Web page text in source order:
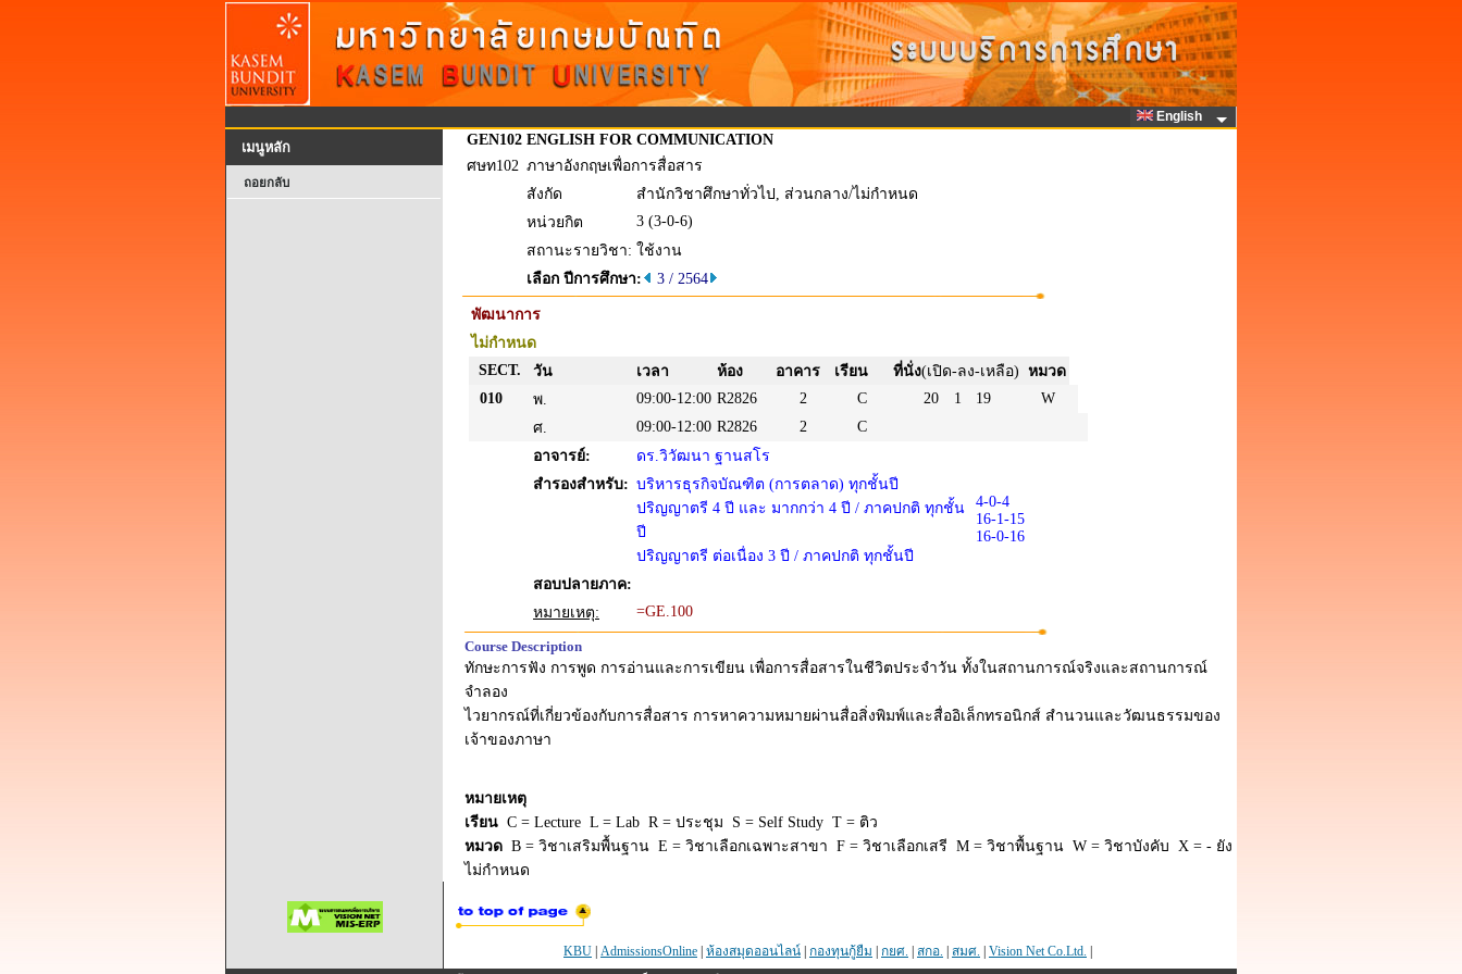
English
เมนูหลัก
ถอยกลับ
GEN102 ENGLISH FOR COMMUNICATION
ศษท102 ภาษาอังกฤษเพื่อการสื่อสาร
สังกัด
สำนักวิชาศึกษาทั่วไป, ส่วนกลาง/ไม่กำหนด
หน่วยกิต
3 (3-0-6)
สถานะรายวิชา: ใช้งาน
เลือก ปีการศึกษา:
3 / 2564
พัฒนาการ
ไม่กำหนด
SECT.
วัน เวลา ห้อง อาคาร เรียน ที่นั่ง(เปิด-ลง-เหลือ) หมวด
010
พ. 09:00-12:00 R2826 2 C 20 1 19
W
ศ.
09:00-12:00 R2826 2
C
อาจารย์:
ดร.วิวัฒนา ฐานสโร
สำรองสำหรับ: บริหารธุรกิจบัณฑิต (การตลาด) ทุกชั้นปี
ปริญญาตรี 4 ปี และ มากกว่า 4 ปี / ภาคปกติ ทุกชั้น
ปี
ปริญญาตรี ต่อเนื่อง 3 ปี / ภาคปกติ ทุกชั้นปี
4-0-4
16-1-15
16-0-16
สอบปลายภาค:
หมายเหตุ:
=GE.100
Course Description
ทักษะการฟัง การพูด การอ่านและการเขียน เพื่อการสื่อสารในชีวิตประจำวัน ทั้งในสถานการณ์จริงและสถานการณ์
จำลอง
ไวยากรณ์ที่เกี่ยวข้องกับการสื่อสาร การหาความหมายผ่านสื่อสิ่งพิมพ์และสื่ออิเล็กทรอนิกส์ สำนวนและวัฒนธรรมของ
เจ้าของภาษา
หมายเหตุ
เรียน C = Lecture L = Lab R = ประชุม S = Self Study T = ติว
หมวด B = วิชาเสริมพื้นฐาน E = วิชาเลือกเฉพาะสาขา F = วิชาเลือกเสรี M = วิชาพื้นฐาน W = วิชาบังคับ X = - ยัง
ไม่กำหนด
KBU AdmissionsOnline ห้องสมุดออนไลน์ กองทุนกู้ยืม กยศ. สกอ. สมศ. Vision Net Co.Ltd.